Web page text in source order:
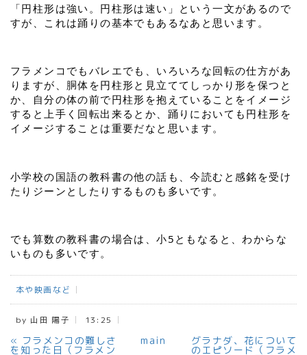
「円柱形は強い。円柱形は速い」という一文があるので
すが、これは踊りの基本でもあるなあと思います。
フラメンコでもバレエでも、いろいろな回転の仕方があ
りますが、胴体を円柱形と見立ててしっかり形を保つと
か、自分の体の前で円柱形を抱えていることをイメージ
すると上手く回転出来るとか、踊りにおいても円柱形を
イメージすることは重要だなと思います。
小学校の国語の教科書の他の話も、今読むと感銘を受け
たり ジーンとしたりするものも多いです。
でも算数の教科書の場合は、小5ともなると、わからな
いものも多いです。
本や映画など
by 山田 陽子 13:25
« フラメンコの難しさ
を知った日（フラメン
main グラナダ、花について
のエピソード（フラメ